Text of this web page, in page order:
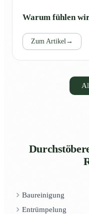
Warum fühlen wir
Zum Artikel →
Baureinigung
Entrümpelung